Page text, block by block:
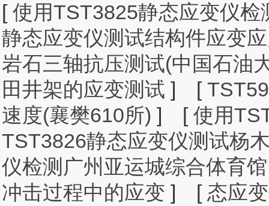
[ 使用TST3825静态应变仪
静态应变仪测试结构件应变
岩石三轴抗压测试(中国石油
田井架的应变测试 ] [
速度(襄樊610所) ] [ 使用
TST3826静态应变仪测试杨
仪检测广州亚运城综合体育馆
冲击过程中的应变 ] [ 态应